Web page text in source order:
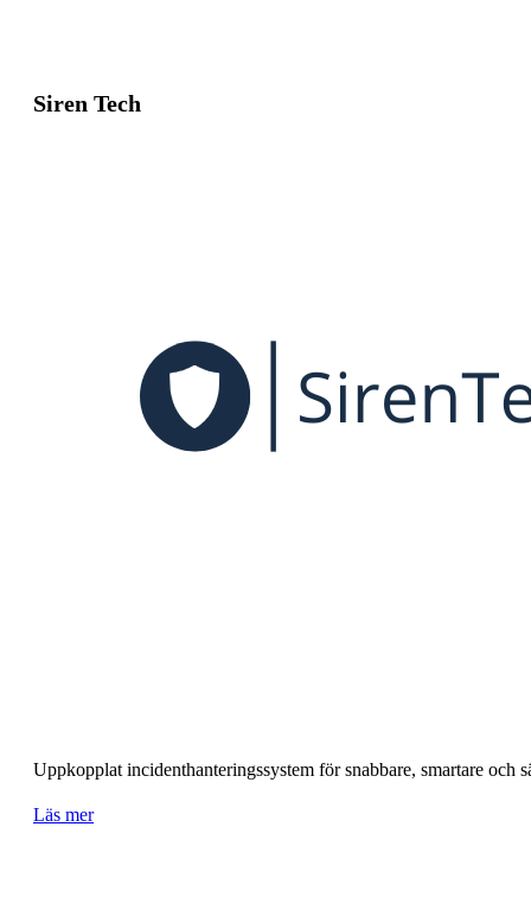
Siren Tech
Uppkopplat incidenthanteringssystem för snabbare, smartare och
Läs mer